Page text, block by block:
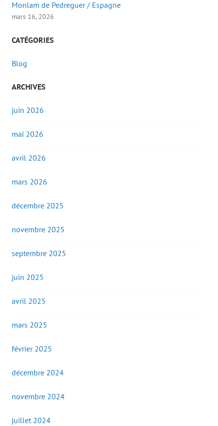
Monlam de Pedreguer / Espagne
mars 16, 2026
CATÉGORIES
Blog
ARCHIVES
juin 2026
mai 2026
avril 2026
mars 2026
décembre 2025
novembre 2025
septembre 2025
juin 2025
avril 2025
mars 2025
février 2025
décembre 2024
novembre 2024
juillet 2024